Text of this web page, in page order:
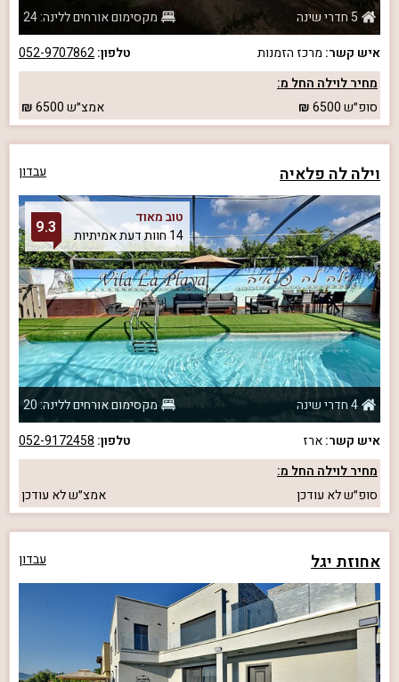
5 חדרי שינה
מקסימום אורחים ללינה: 24
איש קשר: מרכז הזמנות טלפון:052-9707862
מחיר לוילה החל מ:
סופ״ש6500 אמצ״ש6500
וילה לה פלאיה עבדון
טוב מאוד
14 חוות דעת אמיתיות
9.3
4 חדרי שינה
מקסימום אורחים ללינה: 20
איש קשר:ארז טלפון: 052-9172458
מחיר לוילה החל מ:
סופ״שלא עודכן אמצ״שלא עודכן
אחוזת יגל עבדון